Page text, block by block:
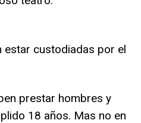
custodiadas por el
prestar hombres y
18 años. Mas no en